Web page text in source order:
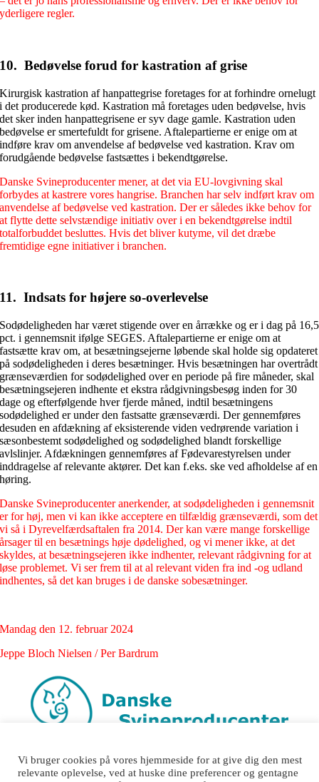
yderligere regler.
10. Bedøvelse forud for kastration af grise
Kirurgisk kastration af hanpattegrise foretages for at forhindre ornelugt
i det producerede kød. Kastration må foretages uden bedøvelse, hvis
det sker inden hanpattegrisene er syv dage gamle. Kastration uden
bedøvelse er smertefuldt for grisene. Aftalepartierne er enige om at
indføre krav om anvendelse af bedøvelse ved kastration. Krav om
forudgående bedøvelse fastsættes i bekendtgørelse.
Danske Svineproducenter mener, at det via EU-lovgivning skal
forbydes at kastrere vores hangrise.Branchen har selv indført krav om
anvendelse af bedøvelse ved kastration. Der er således ikke behov for
at flytte dette selvstændige initiativ over i en bekendtgørelse indtil
totalforbuddet besluttes. Hvis det bliver kutyme, vil det dræbe
fremtidige egne initiativer i branchen.
11.Indsats for højere so-overlevelse
Sodødeligheden har været stigende over en årrække og er i dag på 16,5
pct. i gennemsnit ifølge SEGES. Aftalepartierne er enige om at
fastsætte krav om, at besætningsejerne løbende skal holde sig opdateret
på sodødeligheden i deres besætninger. Hvis besætningen har overtrådt
grænseværdien for sodødelighed over en periode på fire måneder, skal
besætningsejeren indhente et ekstra rådgivningsbesøg inden for 30
dage og efterfølgende hver fjerde måned, indtil besætningens
sodødelighed er under den fastsatte grænseværdi. Der gennemføres
desuden en afdækning af eksisterende viden vedrørende variation i
sæsonbestemt sodødelighed og sodødelighed blandt forskellige
avlslinjer. Afdækningen gennemføres af Fødevarestyrelsen under
inddragelse af relevante aktører. Det kan f.eks. ske ved afholdelse af en
høring.
Danske Svineproducenter anerkender, at sodødeligheden i gennemsnit
er for høj, men vi kan ikke acceptere en tilfældig grænseværdi, som det
vi så i Dyrevelfærdsaftalen fra 2014.Der kan være mange forskellige
årsager til en besætnings høje dødelighed, og vi mener ikke, at det
skyldes, at besætningsejeren ikke indhenter, relevant rådgivning for at
løse problemet.Vi ser frem til at al relevant viden fra ind -og udland
indhentes, så det kan bruges i de danske sobesætninger.
Mandag den 12. februar 2024
Jeppe Bloch Nielsen / Per Bardrum
Danske Svineproducenter
Karetmagervej 9
Vi bruger cookies på vores hjemmeside for at give dig den mest
relevante oplevelse, ved at huske dine preferencer og gentagne